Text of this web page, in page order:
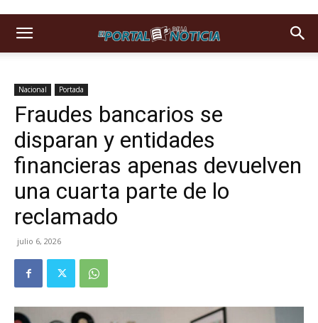
Nacional Portada
Fraudes bancarios se
disparan y entidades
financieras apenas devuelven
una cuarta parte de lo
reclamado
julio 6, 2026